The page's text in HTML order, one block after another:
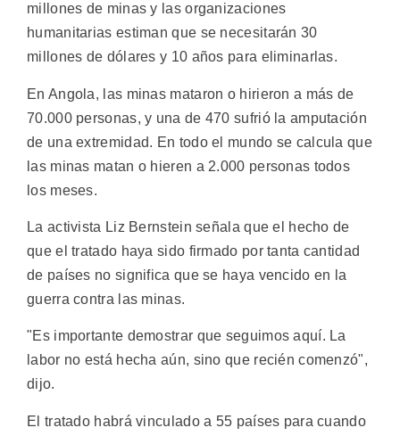
millones de minas y las organizaciones
humanitarias estiman que se necesitarán 30
millones de dólares y 10 años para eliminarlas.
En Angola, las minas mataron o hirieron a más de
70.000 personas, y una de 470 sufrió la amputación
de una extremidad. En todo el mundo se calcula que
las minas matan o hieren a 2.000 personas todos
los meses.
La activista Liz Bernstein señala que el hecho de
que el tratado haya sido firmado por tanta cantidad
de países no significa que se haya vencido en la
guerra contra las minas.
"Es importante demostrar que seguimos aquí. La
labor no está hecha aún, sino que recién comenzó",
dijo.
El tratado habrá vinculado a 55 países para cuando